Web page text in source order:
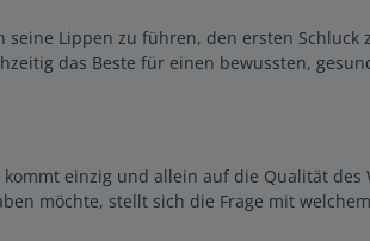
seine Lippen zu führen, den ersten
das Beste für einen bewussten,
einzig und allein auf die Qualität des
möchte, stellt sich die Frage mit